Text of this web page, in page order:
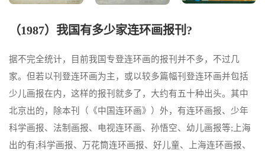
（1987）我国有多少家连环画报刊?
据不完全统计，目前我国专登连环画的报刊并不多，不过几
家。但若以刊登连环画为主，或以较多篇幅刊登连环画并包括
少儿画报在内，这样的报刊就多了，大约有五十种出头。其中
北京出的，除本刊（《中国连环画》）外，有连环画报、少年
科学画报、法制画报、电视连环画、孙悟空、幼儿画报等;上海
出的有;科学画报、万花筒连环画报、好儿童、上海连环画报、